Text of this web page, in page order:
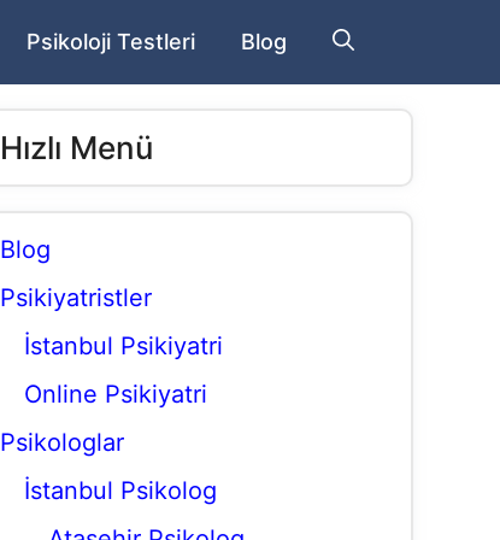
Psikoloji Testleri Blog
Hızlı Menü
Blog
Psikiyatristler
İstanbul Psikiyatri
Online Psikiyatri
Psikologlar
İstanbul Psikolog